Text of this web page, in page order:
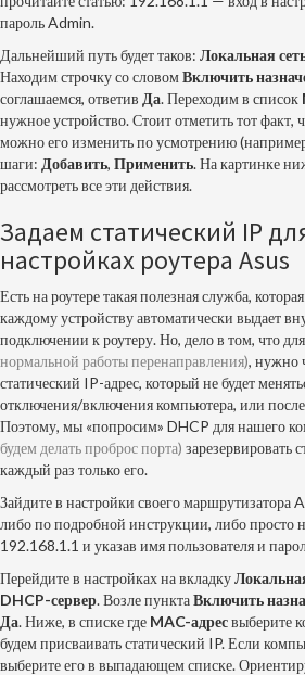
пароль Admin.
Дальнейший путь будет таков: Локальная
Находим строчку со словомВключить
соглашаемся, ответив Да. Переходим в список
нужное устройство. Стоит отметить тот факт,
можно его изменить по усмотрению
шаги: Добавить, Применить. На картинке
рассмотреть все эти действия.
Задаем статический IP
настройках роутера Asus
Есть на роутере такая полезная служба,
каждому устройству автоматически выдает
подключении к роутеру. Но, дело в том, что
нормальной работы перенаправления), нужно
статический IP-адрес, который не будет
отключения/включения компьютера, или после
Поэтому, мы «попросим» DHCP для нашего
будем делать проброс порта) зарезервировать
каждый раз только его.
Зайдите в настройки своего маршрутизатора
либо поподробной инструкции, либо просто
192.168.1.1 и указав имя пользователя и
Перейдите в настройках на вкладку
DHCP-сервер. Возле пунктаВключить
Да. Ниже, в списке где MAC-адресвыберите
будем присваивать статический IP. Если
выберите его в выпадающем списке.